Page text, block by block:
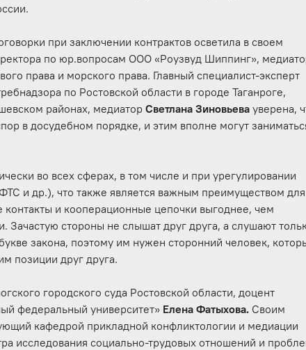
при заключении контрактов осветила в своем
по юр.вопросам ООО «Роузвуд Шиппинг»,
права и морского права. Главный специалист-эксперт
по Ростовской области в городе Таганроге,
районах, медиаторСветлана Зиновьевауверена,
в досудебном порядке, и этим вполне могут
во всех сферах, в том числе и при урегулировании
и др.), что также является важным преимуществом для
и кооперационные цепочки выгоднее, чем
Зачастую стороны не слышат друг друга, а слушают
закона, поэтому им нужен сторонний человек,
позиции друг друга.
городского суда Ростовской области, доцент
федеральный университет» Елена Фатыхова. Своим
кафедрой прикладной конфликтологии и медиации
исследования социально-трудовых отношений и